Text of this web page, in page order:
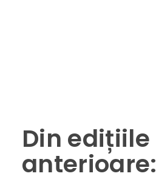
Din edițiile
anterioare: